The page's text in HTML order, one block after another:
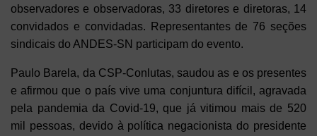
observadores e observadoras, 33 diretores e diretoras, 14
convidados e convidadas. Representantes de 76 seções
sindicais do ANDES-SN participam do evento.
Paulo Barela, da CSP-Conlutas, saudou as e os presentes
e afirmou que o país vive uma conjuntura difícil, agravada
pela pandemia da Covid-19, que já vitimou mais de 520
mil pessoas, devido à política negacionista do presidente